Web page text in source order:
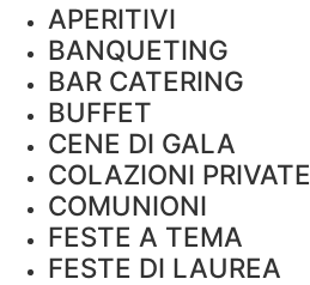
APERITIVI
BANQUETING
BAR CATERING
BUFFET
CENE DI GALA
COLAZIONI PRIVATE
COMUNIONI
FESTE A TEMA
FESTE DI LAUREA